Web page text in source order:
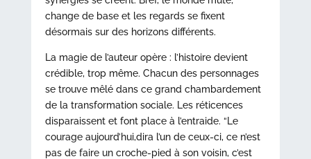
change de base et les regards se fixent
désormais sur des horizons différents.
La magie de l’auteur opère : l’histoire devient
crédible, trop même. Chacun des personnages
se trouve mêlé dans ce grand chambardement
de la transformation sociale. Les réticences
disparaissent et font place à l’entraide. “Le
courage aujourd’hui,dira l’un de ceux-ci, ce n’est
pas de faire un croche-pied à son voisin, c’est